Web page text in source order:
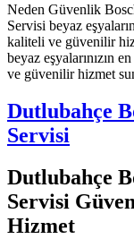
Neden Güvenlik
Servisi beyaz
kaliteli ve güvenilir
beyaz eşyalarınızın
ve güvenilir hizmet
Dutlubahçe
Servisi
Dutlubahçe
Servisi
Hizmet